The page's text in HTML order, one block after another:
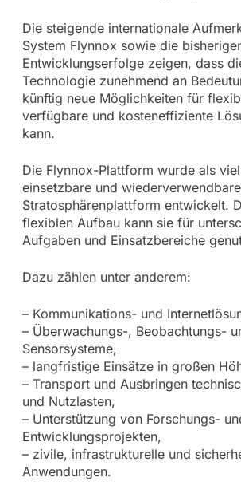
Die steigende internationale
System Flynnox sowie die
Entwicklungserfolge zeigen, dass
Technologie zunehmend an
künftig neue Möglichkeiten für
verfügbare und kosteneffiziente
kann.
Die Flynnox-Plattform wurde als
einsetzbare und wiederverwendbare
Stratosphärenplattform entwickelt.
flexiblen Aufbau kann sie für
Aufgaben und Einsatzbereiche
Dazu zählen unter anderem:
– Kommunikations- und
– Überwachungs-, Beobachtungs-
Sensorsysteme,
– langfristige Einsätze in großen
– Transport und Ausbringen
und Nutzlasten,
– Unterstützung von Forschungs-
Entwicklungsprojekten,
– zivile, infrastrukturelle und
Anwendungen.